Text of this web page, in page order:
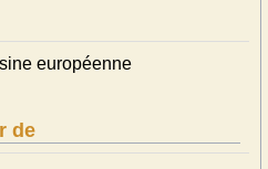
européenne
de